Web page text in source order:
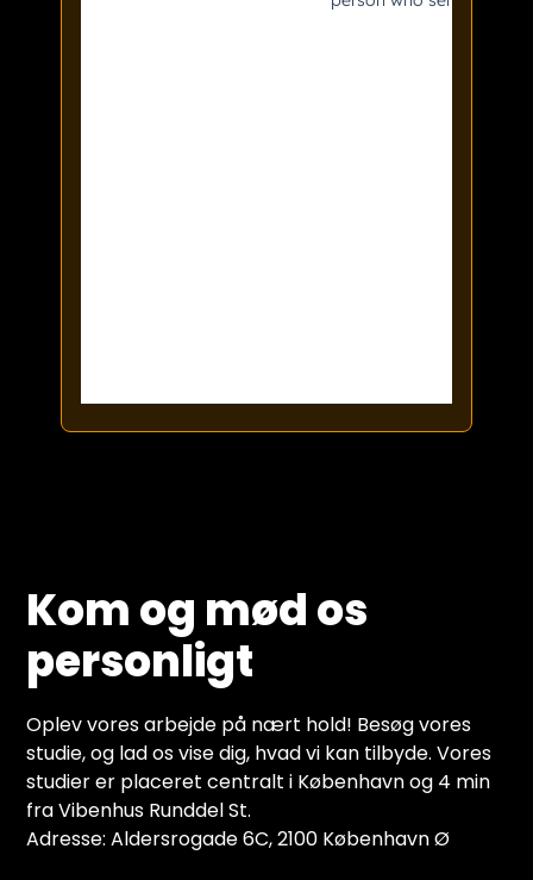
Kom og mød os
personligt
Oplev vores arbejde på nært hold! Besøg vores
studie, og lad os vise dig, hvad vi kan tilbyde. Vores
studier er placeret centralt i København og 4 min
fra Vibenhus Runddel St.
Adresse: Aldersrogade 6C, 2100 København Ø